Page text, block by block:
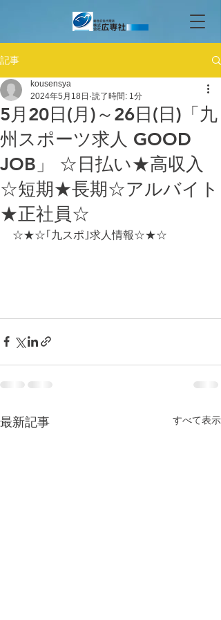
記事
5月20日(月)～26日(日)「九
州スポーツ求人 GOOD
JOB」 ☆日払い★高収入
☆短期★長期☆アルバイト
★正社員☆
kousensya
2024年5月18日 読了時間: 1分
☆★☆｢九スポ｣求人情報☆★☆
最新記事 すべて表示